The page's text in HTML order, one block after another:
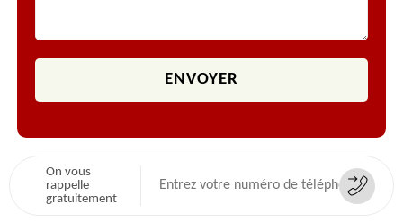
On vous
rappelle
gratuitement